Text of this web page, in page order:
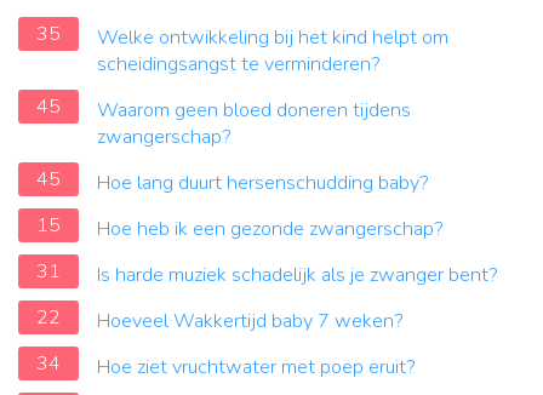
35
Welke ontwikkeling bij het kind helpt om
scheidingsangst te verminderen?
45
Waarom geen bloed doneren tijdens
zwangerschap?
45
Hoe lang duurt hersenschudding baby?
15
Hoe heb ik een gezonde zwangerschap?
31
Is harde muziek schadelijk als je zwanger bent?
22
Hoeveel Wakkertijd baby 7 weken?
34
Hoe ziet vruchtwater met poep eruit?